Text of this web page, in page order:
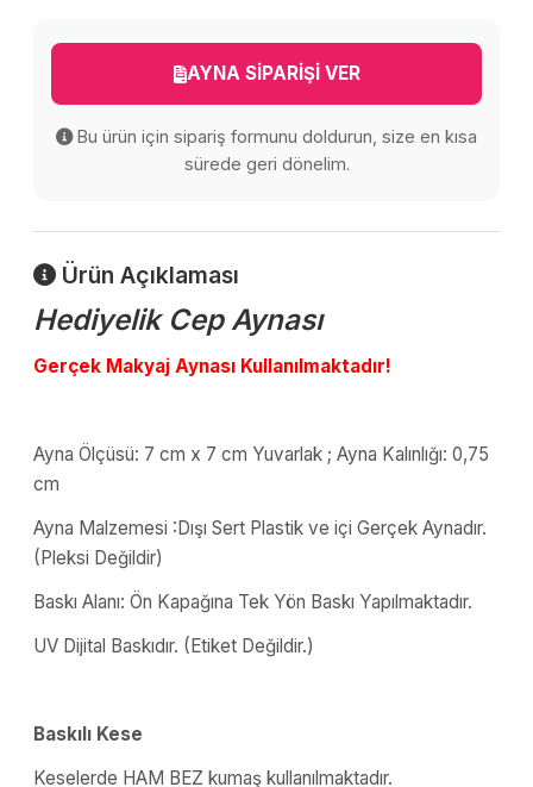
AYNA SİPARİŞİ VER
Bu ürün için sipariş formunu doldurun, size en kısa
sürede geri dönelim.
Ürün Açıklaması
Hediyelik Cep Aynası
Gerçek Makyaj Aynası Kullanılmaktadır!
Ayna Ölçüsü: 7 cm x 7 cm Yuvarlak ; Ayna Kalınlığı: 0,75
cm
Ayna Malzemesi :Dışı Sert Plastik ve içi Gerçek Aynadır.
(Pleksi Değildir)
Baskı Alanı: Ön Kapağına Tek Yön Baskı Yapılmaktadır.
UV Dijital Baskıdır. (Etiket Değildir.)
Baskılı Kese
Keselerde HAM BEZ kumaş kullanılmaktadır.